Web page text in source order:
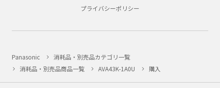
プライバシーポリシー
Panasonic
消耗品・別売品カテゴリ一覧
消耗品・別売品商品一覧
AVA43K-1A0U 購入